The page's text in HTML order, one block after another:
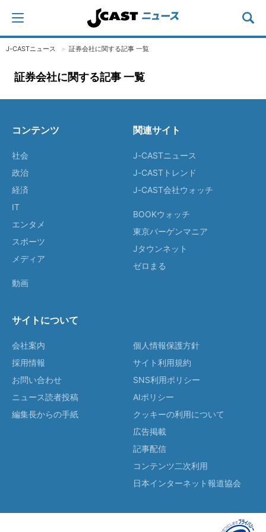
J-CASTニュース 証券会社に関する記事 一覧
証券会社に関する記事 一覧
コンテンツ
社会
政治
経済
IT
エンタメ
スポーツ
メディア
動画
関連サイト
J-CASTニュース
J-CASTトレンド
J-CAST会社ウォッチ
BOOKウォッチ
東京バーゲンマニア
Jタウンネット
ゼロまる
サイトについて
会社案内
採用情報
お問い合わせ
ニュース読者投稿
編集長からの手紙
個人情報保護方針
サイト利用規約
SNS利用ポリシー
AIポリシー
クッキーの利用について
広告掲載
記事配信
コンテンツ二次利用
日本インターネット報道協会